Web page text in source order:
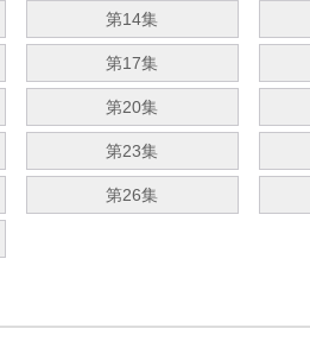
第14集
第17集
第20集
第23集
第26集